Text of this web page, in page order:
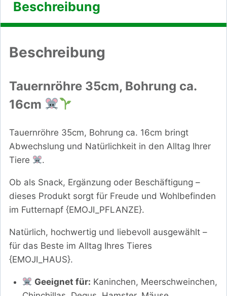
Beschreibung
Beschreibung
Tauernröhre 35cm, Bohrung ca.
16cm
Tauernröhre 35cm, Bohrung ca. 16cm bringt
Abwechslung und Natürlichkeit in den Alltag Ihrer
Tiere
.
Ob als Snack, Ergänzung oder Beschäftigung –
dieses Produkt sorgt für Freude und Wohlbefinden
im Futternapf {EMOJI_PFLANZE}.
Natürlich, hochwertig und liebevoll ausgewählt –
für das Beste im Alltag Ihres Tieres
{EMOJI_HAUS}.
Geeignet für: Kaninchen, Meerschweinchen,